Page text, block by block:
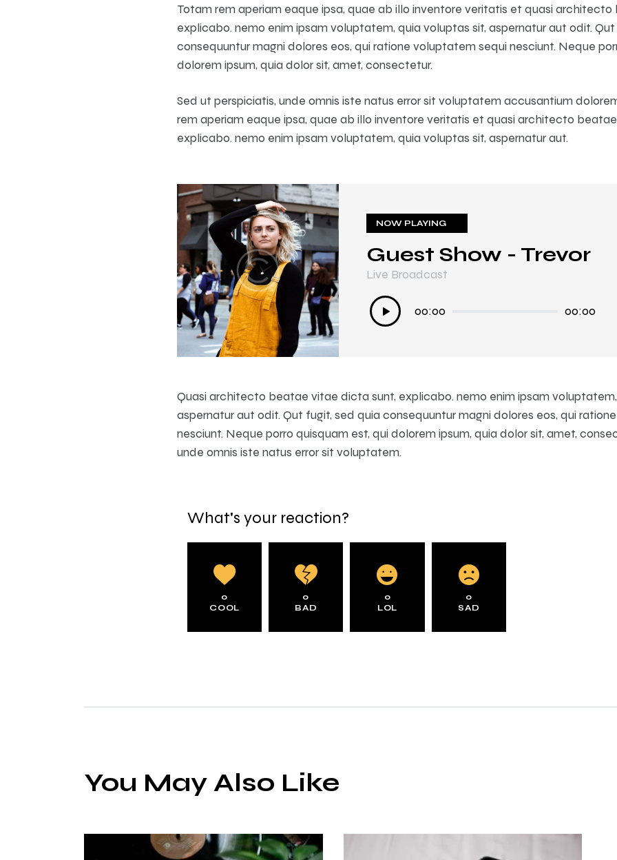
Totam rem aperiam eaque ipsa, quae ab illo inventore veritatis et quasi
explicabo. nemo enim ipsam voluptatem, quia voluptas sit, aspernatur aut odit.
consequuntur magni dolores eos, qui ratione voluptatem sequi nesciunt. Neque
dolorem ipsum, quia dolor sit, amet, consectetur.
Sed ut perspiciatis, unde omnis iste natus error sit voluptatem accusantium
rem aperiam eaque ipsa, quae ab illo inventore veritatis et quasi architecto
explicabo. nemo enim ipsam voluptatem, quia voluptas sit, aspernatur aut.
NOW PLAYING
Guest Show - Trevor
Live Broadcast
Audió
lejátszó
00:00 00:00
NOW PLAYING
In My Mind
Live Broadcast
Audió
lejátszó
00:00 00:00
Quasi architecto beatae vitae dicta sunt, explicabo. nemo enim ipsam
aspernatur aut odit. Qut fugit, sed quia consequuntur magni dolores eos, qui
nesciunt. Neque porro quisquam est, qui dolorem ipsum, quia dolor sit, amet,
unde omnis iste natus error sit voluptatem.
What's your reaction?
0
COOL
0
BAD
0
LOL
0
SAD
You May Also Like